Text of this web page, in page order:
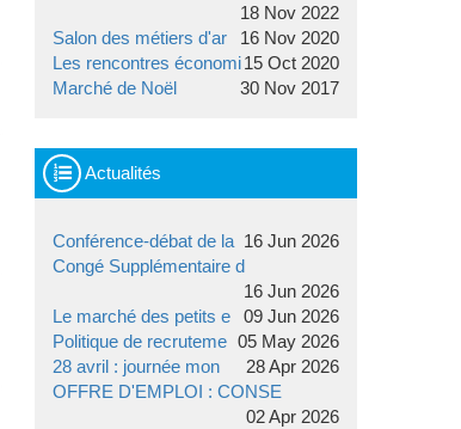
18 Nov 2022
Salon des métiers d'ar
16 Nov 2020
Les rencontres économi15 Oct 2020
Marché de Noël
30 Nov 2017
Actualités
Conférence-débat de la 16 Jun 2026
Congé Supplémentaire d
16 Jun 2026
Le marché des petits e
09 Jun 2026
Politique de recruteme 05 May 2026
28 avril : journée mon
28 Apr 2026
OFFRE D'EMPLOI : CONSE
02 Apr 2026